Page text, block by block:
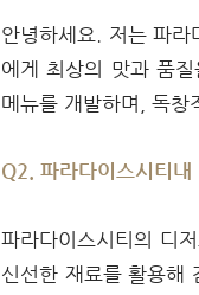
안녕하세요. 저는 파
에게 최상의 맛과 품
메뉴를 개발하며, 독창
Q2. 파라다이스시티
파라다이스시티의 디
신선한 재료를 활용해